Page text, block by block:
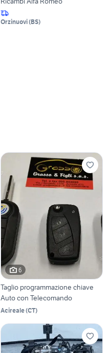
Orzinuovi(BS)
6
Taglio programmazione chiave
Auto con Telecomando
Acireale(CT)